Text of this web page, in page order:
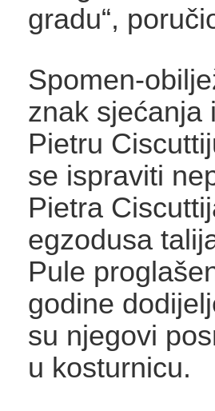
gradu“,
Spomen-
znak sjećanja
Pietru
se ispraviti
Pietra
egzodusa
Pule
godine
su njegovi
u kosturnicu.